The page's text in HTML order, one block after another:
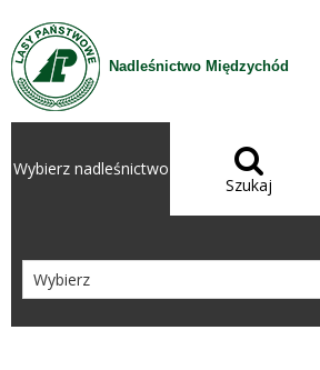
Przejdź do treści
Nadleśnictwo Międzychód
Wybierz nadleśnictwo 
Szukaj